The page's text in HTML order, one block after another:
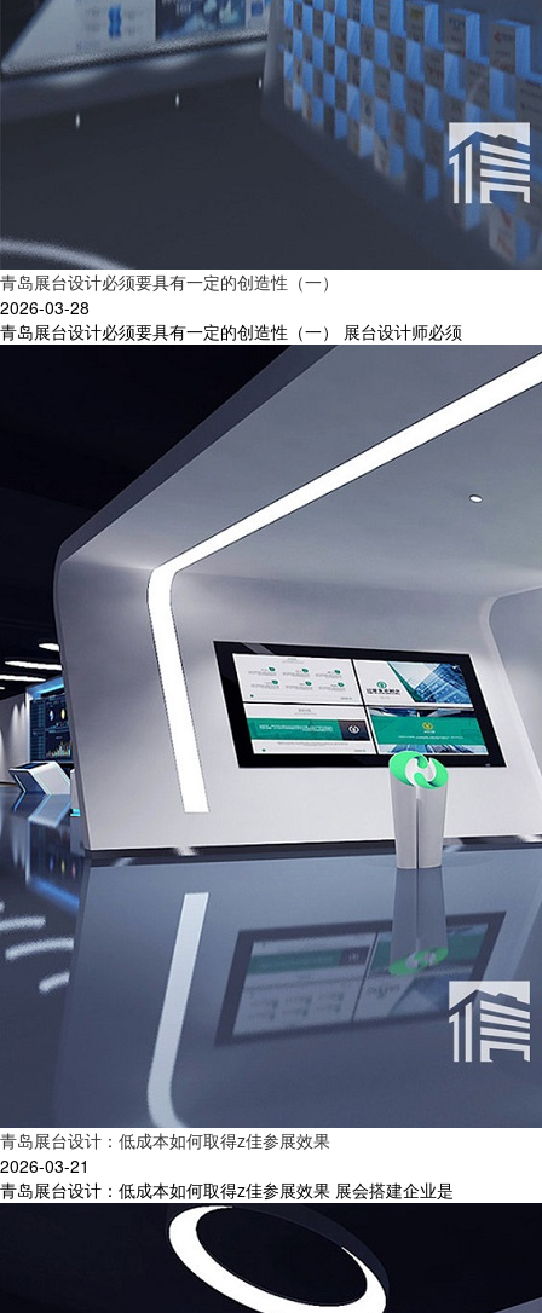
青岛展台设计必须要具有一定的创造性（一）
2026-03-28
青岛展台设计必须要具有一定的创造性（一） 展台设计师必须
青岛展台设计：低成本如何取得z佳参展效果
2026-03-21
青岛展台设计：低成本如何取得z佳参展效果 展会搭建企业是